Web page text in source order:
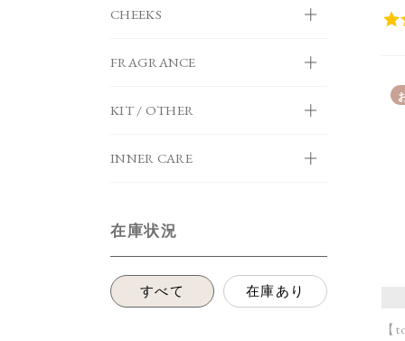
CHEEKS
FRAGRANCE
KIT / OTHER
INNER CARE
在庫状況
すべて 在庫あり